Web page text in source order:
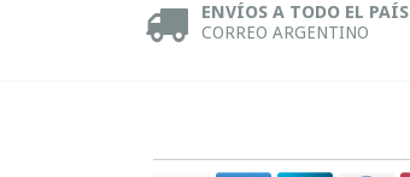
ENVÍOS A TODO EL PAÍS
CORREO ARGENTINO